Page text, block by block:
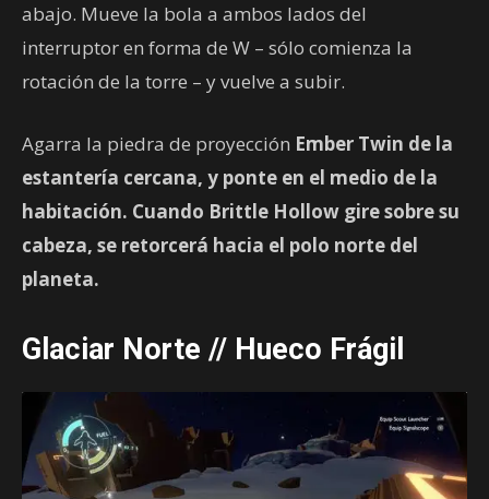
abajo. Mueve la bola a ambos lados del
interruptor en forma de W – sólo comienza la
rotación de la torre – y vuelve a subir.
Agarra la piedra de proyección Ember Twin de la
estantería cercana, y ponte en el medio de la
habitación. Cuando Brittle Hollow gire sobre su
cabeza, se retorcerá hacia el polo norte del
planeta.
Glaciar Norte // Hueco Frágil